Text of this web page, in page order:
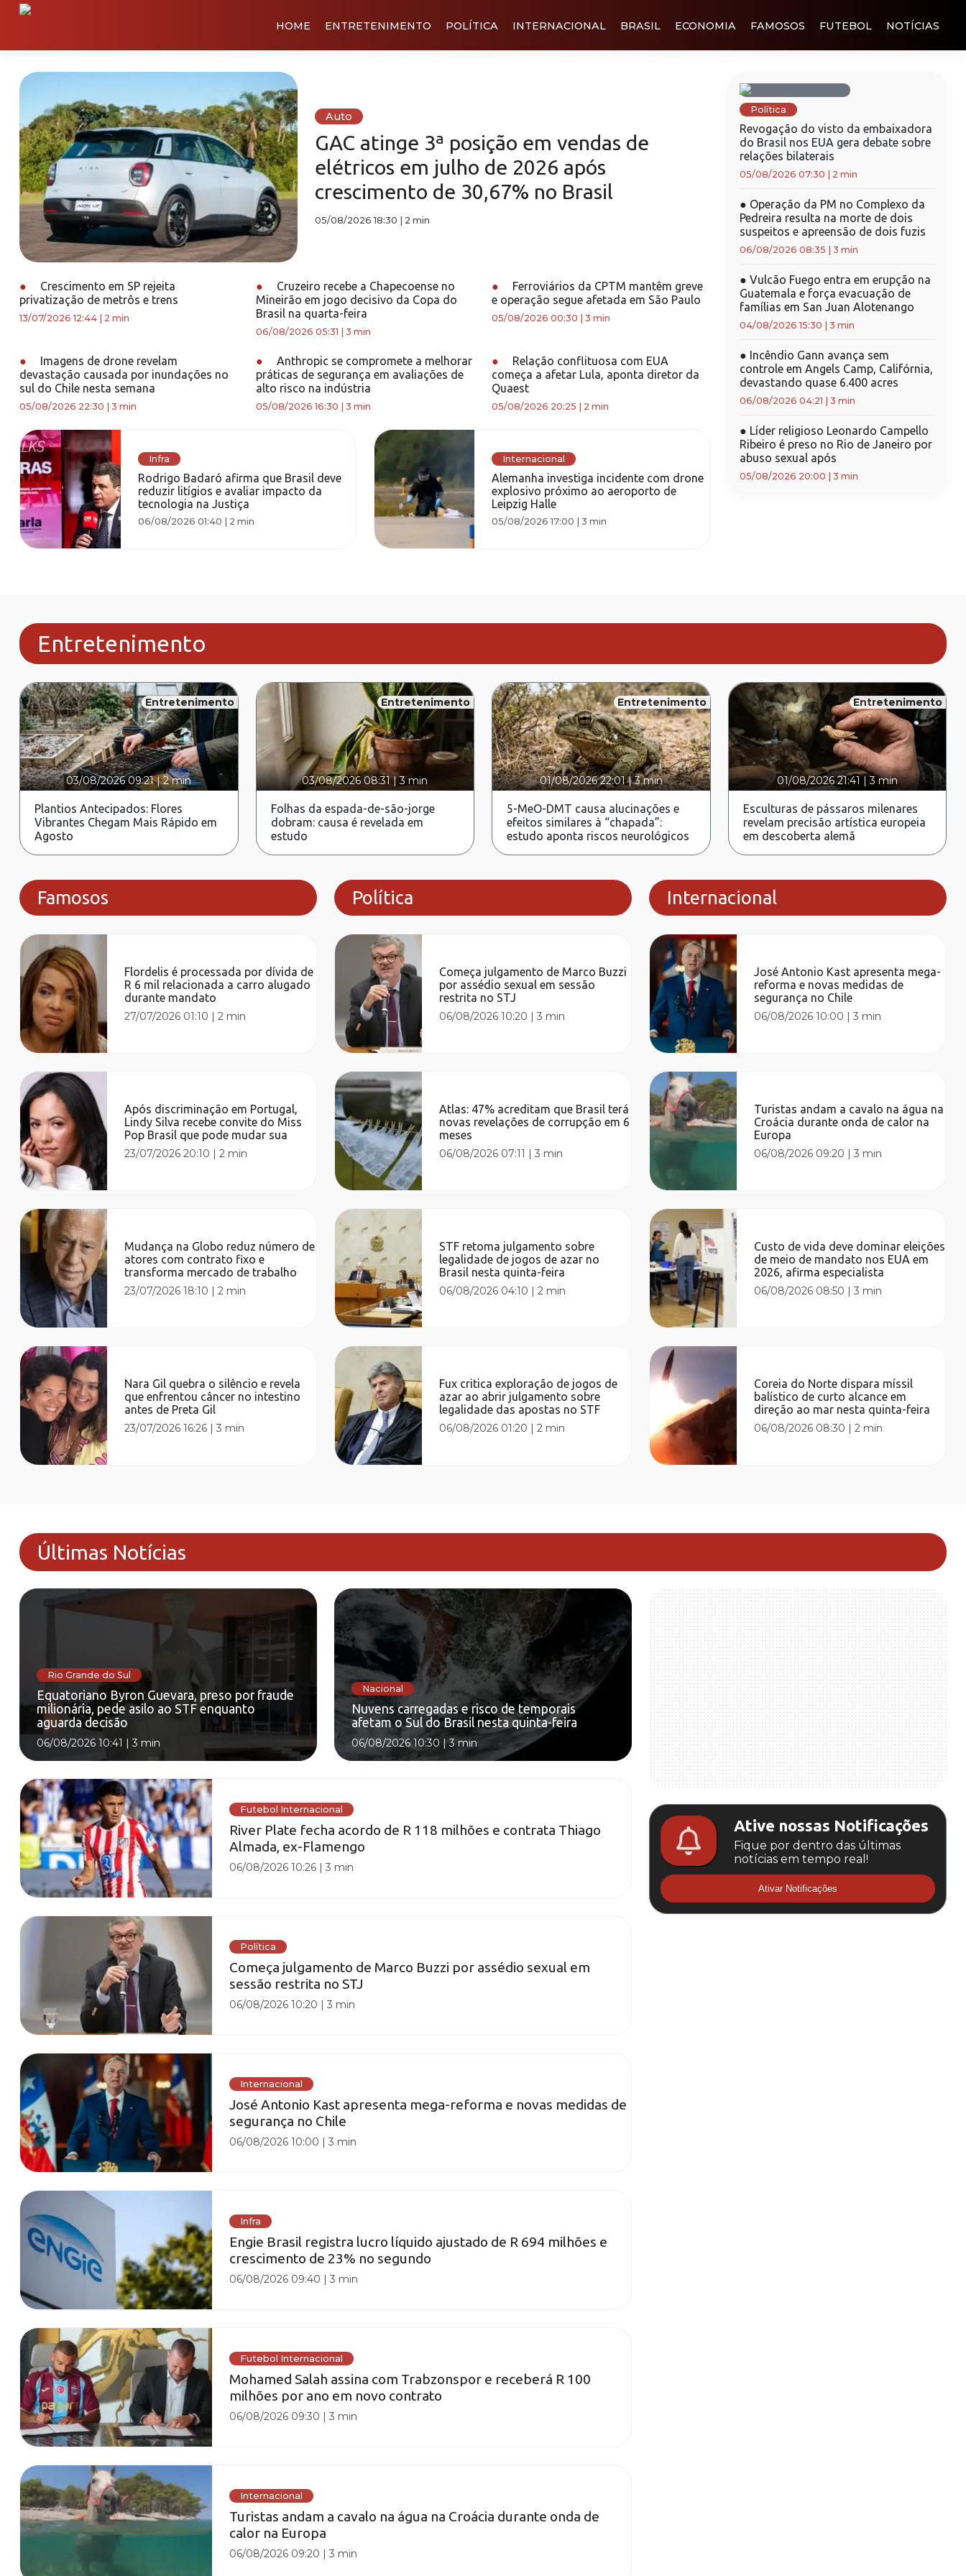
HOME ENTRETENIMENTO POLÍTICA INTERNACIONAL BRASIL ECONOMIA FAMOSOS FUTEBOL NOTÍCIAS
Auto
GAC atinge 3ª posição em vendas de
elétricos em julho de 2026 após
crescimento de 30,67% no Brasil
05/08/2026 18:30 2 min
●
Crescimento em SP rejeita
privatização de metrôs e trens
13/07/2026 12:44 2 min
●
Cruzeiro recebe a Chapecoense no
Mineirão em jogo decisivo da Copa do
Brasil na quarta-feira
06/08/2026 05:31 3 min
●
Ferroviários da CPTM mantêm greve
e operação segue afetada em São Paulo
05/08/2026 00:30 3 min
●
Imagens de drone revelam
devastação causada por inundações no
sul do Chile nesta semana
05/08/2026 22:30 3 min
●
Anthropic se compromete a melhorar
práticas de segurança em avaliações de
alto risco na indústria
05/08/2026 16:30 3 min
●
Relação conflituosa com EUA
começa a afetar Lula, aponta diretor da
Quaest
05/08/2026 20:25 2 min
Infra
Rodrigo Badaró afirma que Brasil deve
reduzir litígios e avaliar impacto da
tecnologia na Justiça
06/08/2026 01:40 | 2 min
Internacional
Alemanha investiga incidente com drone
explosivo próximo ao aeroporto de
Leipzig Halle
05/08/2026 17:00 |3 min
Política
Revogação do visto da embaixadora
do Brasil nos EUA gera debate sobre
relações bilaterais
05/08/2026 07:30 2 min
● Operação da PM no Complexo da
Pedreira resulta na morte de dois
suspeitos e apreensão de dois fuzis
06/08/2026 08:35 3 min
● Vulcão Fuego entra em erupção na
Guatemala e força evacuação de
famílias em San Juan Alotenango
04/08/2026 15:30 3 min
● Incêndio Gann avança sem
controle em Angels Camp, Califórnia,
devastando quase 6.400 acres
06/08/2026 04:21 3 min
● Líder religioso Leonardo Campello
Ribeiro é preso no Rio de Janeiro por
abuso sexual após
05/08/2026 20:00 3 min
Entretenimento
Entretenimento
03/08/2026 09:21|2 min
Plantios Antecipados: Flores
Vibrantes Chegam Mais Rápido em
Agosto
Entretenimento
03/08/2026 08:31|3 min
Folhas da espada-de-são-jorge
dobram: causa é revelada em
estudo
Entretenimento
01/08/2026 22:01|3 min
5-MeO-DMT causa alucinações e
efeitos similares à “chapada”:
estudo aponta riscos neurológicos
Entretenimento
01/08/2026 21:41 |3 min
Esculturas de pássaros milenares
revelam precisão artística europeia
em descoberta alemã
Famosos
Flordelis é processada por dívida de
R 6 mil relacionada a carro alugado
durante mandato
27/07/2026 01:10 |2 min
Após discriminação em Portugal,
Lindy Silva recebe convite do Miss
Pop Brasil que pode mudar sua
23/07/2026 20:10 |2 min
Mudança na Globo reduz número de
atores com contrato fixo e
transforma mercado de trabalho
23/07/2026 18:10 |2 min
Nara Gil quebra o silêncio e revela
que enfrentou câncer no intestino
antes de Preta Gil
23/07/2026 16:26 |3 min
Política
Começa julgamento de Marco Buzzi
por assédio sexual em sessão
restrita no STJ
06/08/2026 10:20 |3 min
Atlas: 47% acreditam que Brasil terá
novas revelações de corrupção em 6
meses
06/08/2026 07:11 |3 min
STF retoma julgamento sobre
legalidade de jogos de azar no
Brasil nesta quinta-feira
06/08/2026 04:10 |2 min
Fux critica exploração de jogos de
azar ao abrir julgamento sobre
legalidade das apostas no STF
06/08/2026 01:20 |2 min
Internacional
José Antonio Kast apresenta mega-
reforma e novas medidas de
segurança no Chile
06/08/2026 10:00 |3 min
Turistas andam a cavalo na água na
Croácia durante onda de calor na
Europa
06/08/2026 09:20 |3 min
Custo de vida deve dominar eleições
de meio de mandato nos EUA em
2026, afirma especialista
06/08/2026 08:50 |3 min
Coreia do Norte dispara míssil
balístico de curto alcance em
direção ao mar nesta quinta-feira
06/08/2026 08:30 |2 min
Últimas Notícias
Rio Grande do Sul
Equatoriano Byron Guevara, preso por fraude
milionária, pede asilo ao STF enquanto
aguarda decisão
06/08/2026 10:41 |3 min
Nacional
Nuvens carregadas e risco de temporais
afetam o Sul do Brasil nesta quinta-feira
06/08/2026 10:30 |3 min
Futebol Internacional
River Plate fecha acordo de R 118 milhões e contrata Thiago
Almada, ex-Flamengo
06/08/2026 10:26 |3 min
Política
Começa julgamento de Marco Buzzi por assédio sexual em
sessão restrita no STJ
06/08/2026 10:20 |3 min
Internacional
José Antonio Kast apresenta mega-reforma e novas medidas de
segurança no Chile
06/08/2026 10:00 |3 min
Infra
Engie Brasil registra lucro líquido ajustado de R 694 milhões e
crescimento de 23% no segundo
06/08/2026 09:40 |3 min
Futebol Internacional
Mohamed Salah assina com Trabzonspor e receberá R 100
milhões por ano em novo contrato
06/08/2026 09:30 |3 min
Internacional
Turistas andam a cavalo na água na Croácia durante onda de
calor na Europa
06/08/2026 09:20 |3 min
Ative nossas Notificações
Fique por dentro das últimas
notícias em tempo real!
Ativar Notificações